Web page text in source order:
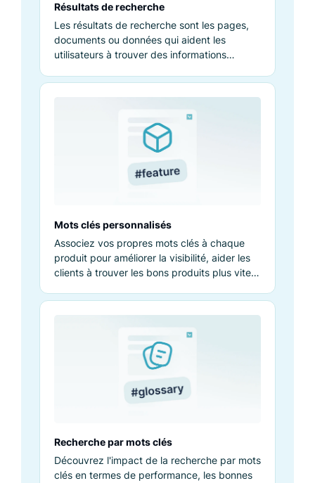
Résultats de recherche
Les résultats de recherche sont les pages,
documents ou données qui aident les
utilisateurs à trouver des informations
Mots clés personnalisés
Associez vos propres mots clés à chaque
produit pour améliorer la visibilité, aider les
clients à trouver les bons produits plus vite
Recherche par mots clés
Découvrez l'impact de la recherche par mots
clés en termes de performance, les bonnes